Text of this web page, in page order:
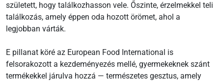
született, hogy találkozhasson vele. Őszinte, érzelmekkel teli
találkozás, amely éppen oda hozott örömet, ahol a
legjobban várták.
E pillanat köré az European Food International is
felsorakozott a kezdeményezés mellé, gyermekeknek szánt
termékekkel járulva hozzá — természetes gesztus, amely